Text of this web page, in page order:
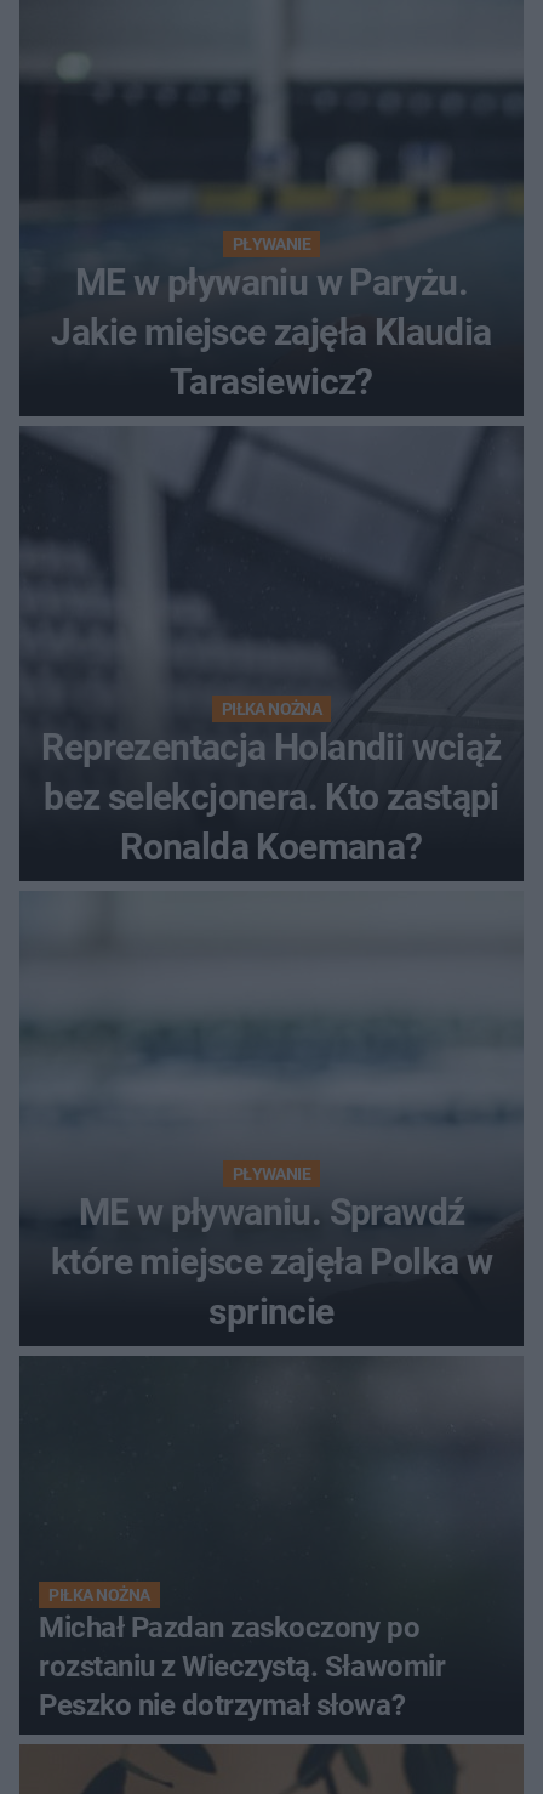
PŁYWANIE
ME w pływaniu w Paryżu.
Jakie miejsce zajęła Klaudia
Tarasiewicz?
PIŁKA NOŻNA
Reprezentacja Holandii wciąż
bez selekcjonera. Kto zastąpi
Ronalda Koemana?
PŁYWANIE
ME w pływaniu. Sprawdź
które miejsce zajęła Polka w
sprincie
PIŁKA NOŻNA
Michał Pazdan zaskoczony po
rozstaniu z Wieczystą. Sławomir
Peszko nie dotrzymał słowa?